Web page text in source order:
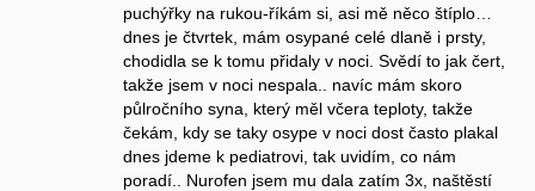
puchýřky na rukou-říkám si, asi mě něco štíplo…
dnes je čtvrtek, mám osypané celé dlaně i prsty,
chodidla se k tomu přidaly v noci. Svědí to jak čert,
takže jsem v noci nespala.. navíc mám skoro
půlročního syna, který měl včera teploty, takže
čekám, kdy se taky osype v noci dost často plakal
dnes jdeme k pediatrovi, tak uvidím, co nám
poradí.. Nurofen jsem mu dala zatím 3x, naštěstí